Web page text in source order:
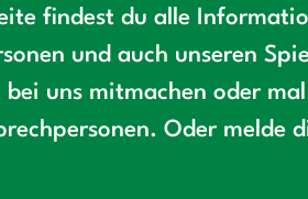
findest du alle
und auch unseren
bei uns mitmachen oder
Oder melde